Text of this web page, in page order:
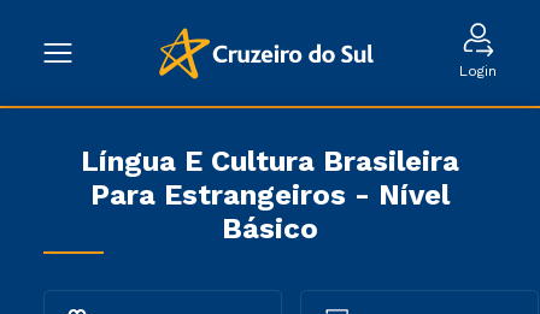
Login
Língua E Cultura Brasileira
Para Estrangeiros - Nível
Básico